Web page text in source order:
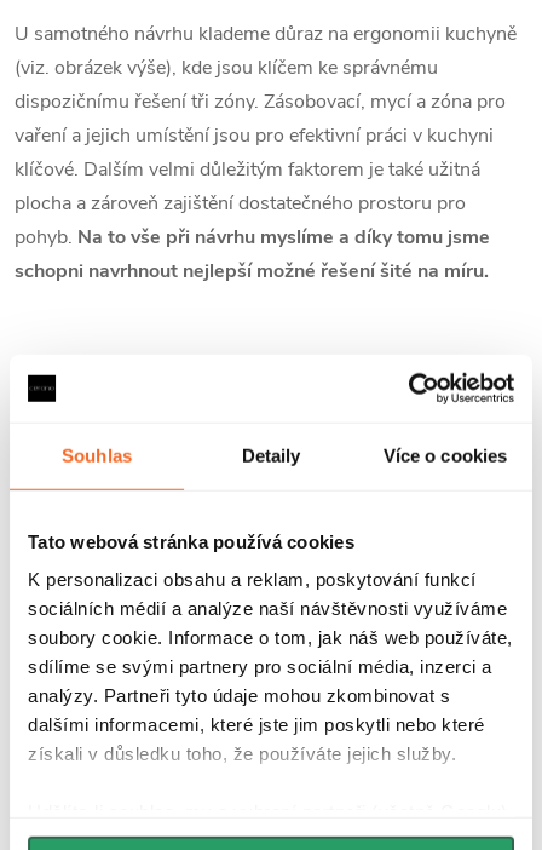
Souhlas Detaily Více o cookies
Tato webová stránka používá cookies
K personalizaci obsahu a reklam, poskytování funkcí
sociálních médií a analýze naší návštěvnosti využíváme
soubory cookie. Informace o tom, jak náš web používáte,
sdílíme se svými partnery pro sociální média, inzerci a
analýzy. Partneři tyto údaje mohou zkombinovat s
dalšími informacemi, které jste jim poskytli nebo které
získali v důsledku toho, že používáte jejich služby.
můžeme používat cookies pro analytiku a
U samotného návrhu klademe důraz na ergonomii kuchyně
(viz. obrázek výše), kde jsou klíčem ke správnému
dispozičnímu řešení tři zóny. Zásobovací, mycí a zóna pro
vaření a jejich umístění jsou pro efektivní práci v kuchyni
klíčové. Dalším velmi důležitým faktorem je také užitná
plocha a zároveň zajištění dostatečného prostoru pro
pohyb. Na to vše při návrhu myslíme a díky tomu jsme
schopni navrhnout nejlepší možné řešení šité na míru.
4. Realizace na klíč
Zajišťujeme montáž kuchyně proškolenými pracovníky s
mnohaletými zkušenostmi v oboru. Pokud chceterealizaci